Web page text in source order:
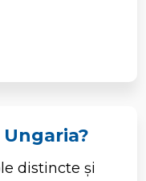
distincte și